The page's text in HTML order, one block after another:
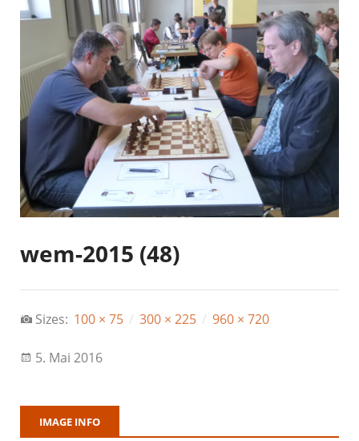
wem-2015 (48)
Sizes: 100 × 75 / 300 × 225 / 960 × 720
5. Mai 2016
IMAGE INFO